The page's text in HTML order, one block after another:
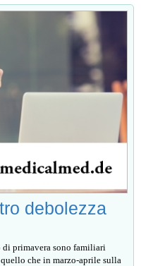
debolezza
primavera sono familiari
che in marzo-aprile sulla